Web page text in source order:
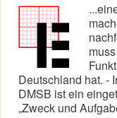
Deutschland hat. -
DMSB ist ein
„Zweck und